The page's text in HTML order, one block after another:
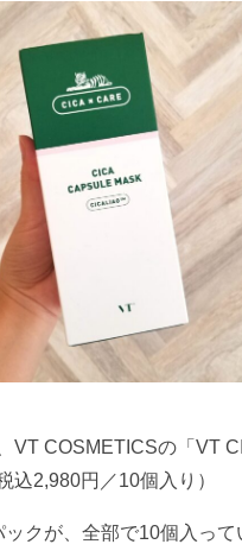
VT COSMETICSの「VT
込2,980円／10個入り）
クが、全部で10個入って